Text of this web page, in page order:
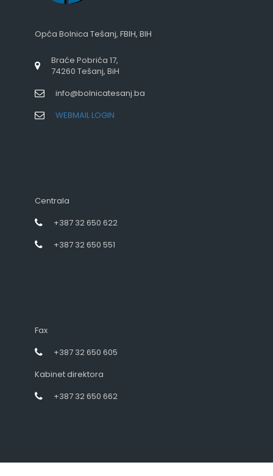
Opća Bolnica Tešanj, FBIH, BIH
Braće Pobrića 17,
74260 Tešanj, BiH
info@bolnicatesanj.ba
WEBMAIL LOGIN
Centrala
+387 32 650 622
+387 32 650 551
Fax
+387 32 650 605
Kabinet direktora
+387 32 650 662